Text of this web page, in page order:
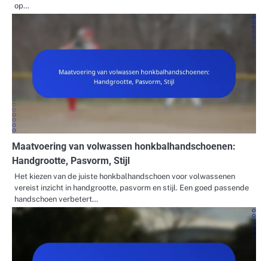
op…
Maatvoering van volwassen honkbalhandschoenen:
Handgrootte, Pasvorm, Stijl
Het kiezen van de juiste honkbalhandschoen voor volwassenen
vereist inzicht in handgrootte, pasvorm en stijl. Een goed passende
handschoen verbetert…